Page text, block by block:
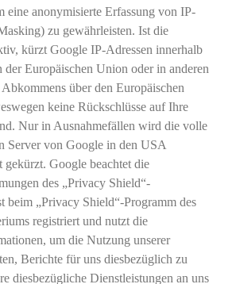
eine anonymisierte Erfassung von IP-
zu gewährleisten. Ist die
kürzt Google IP-Adressen innerhalb
der Europäischen Union oder in anderen
Abkommens über den Europäischen
keine Rückschlüsse auf Ihre
Nur in Ausnahmefällen wird die volle
Server von Google in den USA
gekürzt. Google beachtet die
des „Privacy Shield“-
beim „Privacy Shield“-Programm des
registriert und nutzt die
um die Nutzung unserer
Berichte für uns diesbezüglich zu
diesbezügliche Dienstleistungen an uns